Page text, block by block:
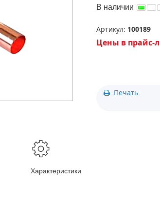
77-11
77-12
В наличии
Артикул: 100189
Цены в прайс-
Печать
Характеристики